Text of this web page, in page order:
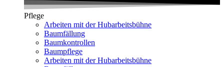
Pflege
Arbeiten mit der Hubarbeitsbühne
Baumfällung
Baumkontrollen
Baumpflege
Arbeiten mit der Hubarbeitsbühne